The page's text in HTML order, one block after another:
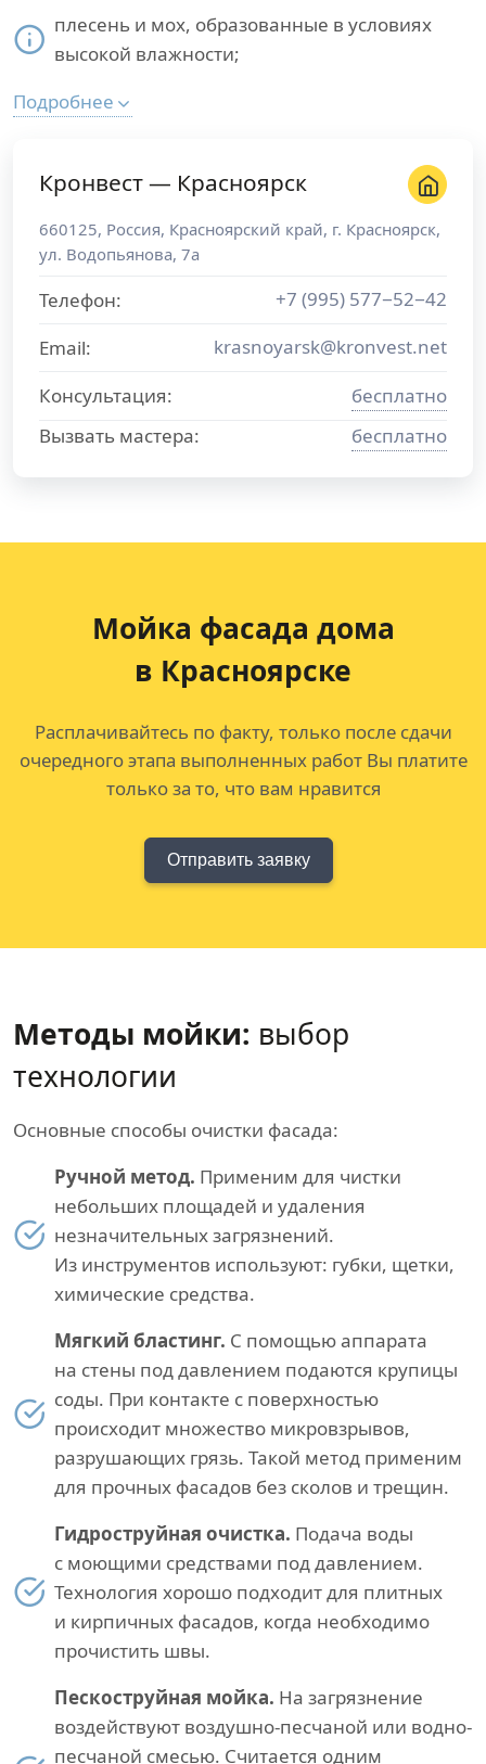
плесень и мох, образованные в условиях
высокой влажности;
Подробнее
Кронвест — Красноярск
660125, Россия, Красноярский край, г. Красноярск,
ул. Водопьянова, 7а
Телефон:
+7 (995) 577−52−42
Email:
krasnoyarsk@kronvest.net
Консультация:
бесплатно
Вызвать мастера:
бесплатно
Мойка фасада дома
в Красноярске
Расплачивайтесь по факту, только после сдачи
очередного этапа выполненных работ Вы платите
только за то, что вам нравится
Отправить заявку
Методы мойки: выбор
технологии
Основные способы очистки фасада:
Ручной метод. Применим для чистки
небольших площадей и удаления
незначительных загрязнений.
Из инструментов используют: губки, щетки,
химические средства.
Мягкий бластинг. С помощью аппарата
на стены под давлением подаются крупицы
соды. При контакте с поверхностью
происходит множество микровзрывов,
разрушающих грязь. Такой метод применим
для прочных фасадов без сколов и трещин.
Гидроструйная очистка. Подача воды
с моющими средствами под давлением.
Технология хорошо подходит для плитных
и кирпичных фасадов, когда необходимо
прочистить швы.
Пескоструйная мойка. На загрязнение
воздействуют воздушно-песчаной или водно-
песчаной смесью. Считается одним